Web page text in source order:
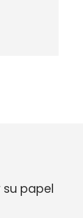
papel